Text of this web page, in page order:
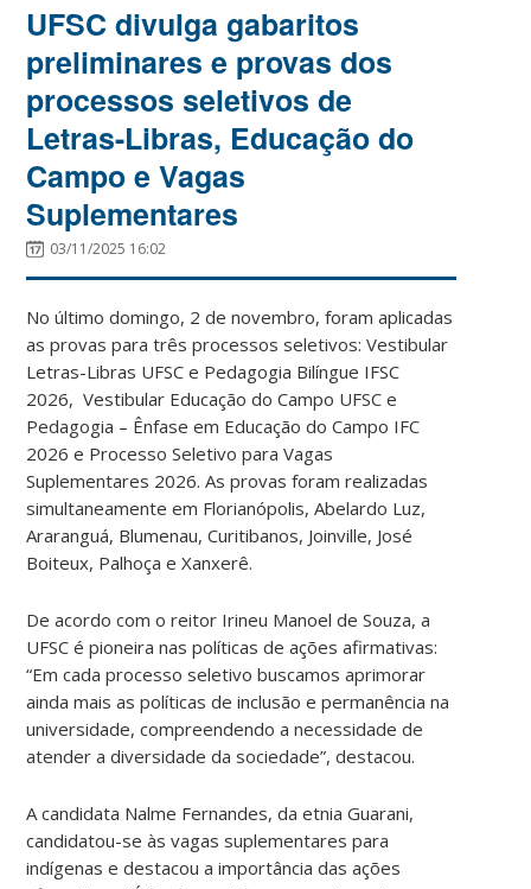
UFSC divulga gabaritos
preliminares e provas dos
processos seletivos de
Letras-Libras, Educação do
Campo e Vagas
Suplementares
03/11/2025 16:02
No último domingo, 2 de novembro, foram aplicadas
as provas para três processos seletivos: Vestibular
Letras-Libras UFSC e Pedagogia Bilíngue IFSC
2026, Vestibular Educação do Campo UFSC e
Pedagogia – Ênfase em Educação do Campo IFC
2026 e Processo Seletivo para Vagas
Suplementares 2026. As provas foram realizadas
simultaneamente em Florianópolis, Abelardo Luz,
Araranguá, Blumenau, Curitibanos, Joinville, José
Boiteux, Palhoça e Xanxerê.
De acordo com o reitor Irineu Manoel de Souza, a
UFSC é pioneira nas políticas de ações afirmativas:
“Em cada processo seletivo buscamos aprimorar
ainda mais as políticas de inclusão e permanência na
universidade, compreendendo a necessidade de
atender a diversidade da sociedade”, destacou.
A candidata Nalme Fernandes, da etnia Guarani,
candidatou-se às vagas suplementares para
indígenas e destacou a importância das ações